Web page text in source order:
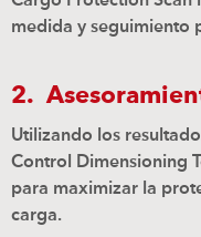
medida y seguimiento
2.
Utilizando los
Control Dimensioning
para maximizar la
carga.